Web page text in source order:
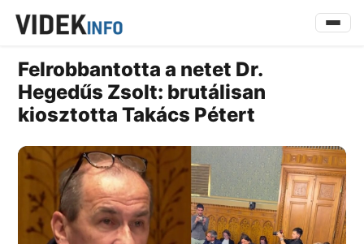
Felrobbantotta a netet Dr.
Hegedűs Zsolt: brutálisan
kiosztotta Takács Pétert